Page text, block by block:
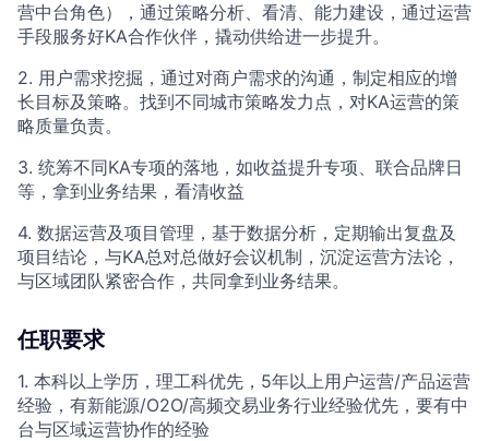
营中台角色），通过策略分析、看清、能力建设，通过运营
手段服务好KA合作伙伴，撬动供给进一步提升。
2. 用户需求挖掘，通过对商户需求的沟通，制定相应的增
长目标及策略。找到不同城市策略发力点，对KA运营的策
略质量负责。
3. 统筹不同KA专项的落地，如收益提升专项、联合品牌日
等，拿到业务结果，看清收益
4. 数据运营及项目管理，基于数据分析，定期输出复盘及
项目结论，与KA总对总做好会议机制，沉淀运营方法论，
与区域团队紧密合作，共同拿到业务结果。
任职要求
1. 本科以上学历，理工科优先，5年以上用户运营/产品运营
经验，有新能源/O2O/高频交易业务行业经验优先，要有中
台与区域运营协作的经验